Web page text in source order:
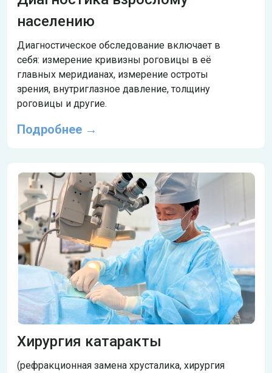
населению
Диагностическое обследование включает в
себя: измерение кривизны роговицы в её
главных меридианах, измерение остроты
зрения, внутриглазное давление, толщину
роговицы и другие.
Подробнее →
Хирургия катаракты
(рефракционная замена хрусталика, хирургия